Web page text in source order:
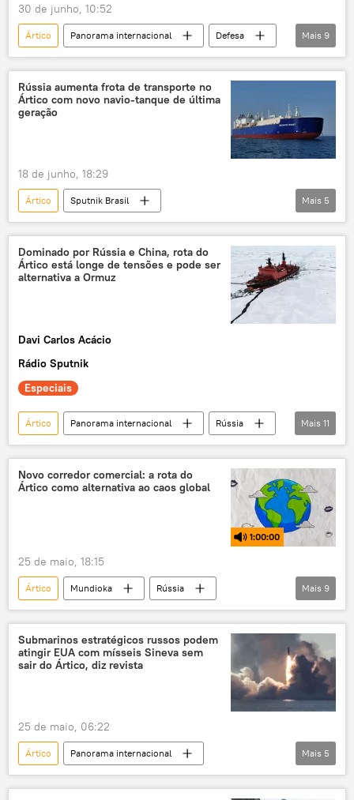
30 de junho, 10:52
Ártico Panorama internacional
Defesa
Rússia
Atlântico Norte
Federação da Rússia
Marinha dos EUA
OTAN
Tsirkon
Mais 9
Rússia aumenta frota de transporte no
Ártico com novo navio-tanque de última
geração
18 de junho, 18:29
Ártico
Sputnik Brasil
Panorama internacional
Rússia
Defesa
Extremo Oriente
Federação da Rússia
Mais 5
Dominado por Rússia e China, rota do
Ártico está longe de tensões e pode ser
alternativa a Ormuz
Davi Carlos Acácio
Rádio Sputnik
Especiais
Ártico Panorama internacional
Rússia
China
rota marítima
parceria
Rota da Seda polar
escoamento
exclusiva
petróleo
quebra-gelo
Mais 11
Novo corredor comercial: a rota do
Ártico como alternativa ao caos global
1:00:00
25 de maio, 18:15
Ártico Mundioka
Rússia
Oriente Médio
estreito de Ormuz
rádio
podcast
BRICS
Vladimir Putin
comércio
Mais 9
Submarinos estratégicos russos podem
atingir EUA com mísseis Sineva sem
sair do Ártico, diz revista
25 de maio, 06:22
Ártico
Panorama internacional
míssil balístico intercontinental
OTAN
Mais 5